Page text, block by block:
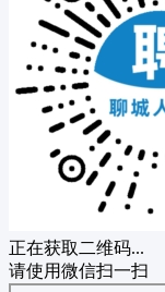
正在获取二维码...
请使用微信扫一扫